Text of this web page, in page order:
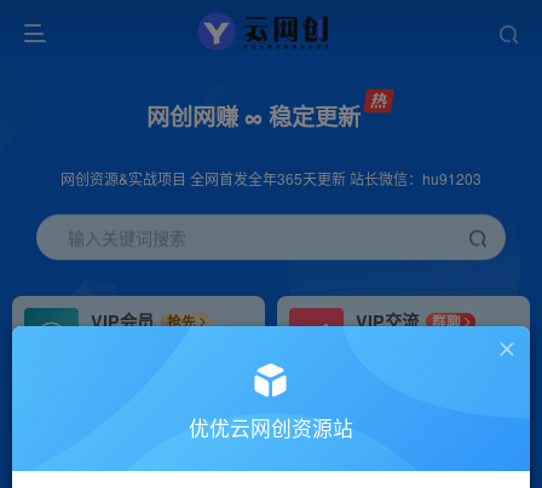
网创网赚 ∞ 稳定更新
网创资源&实战项目 全网首发全年365天更新 站长微信：hu91203
输入关键词搜索
VIP会员
抢先
VIP交流
群聊
研究探讨更多创业项目路子。
会员专属推广链接优优云网创资源站